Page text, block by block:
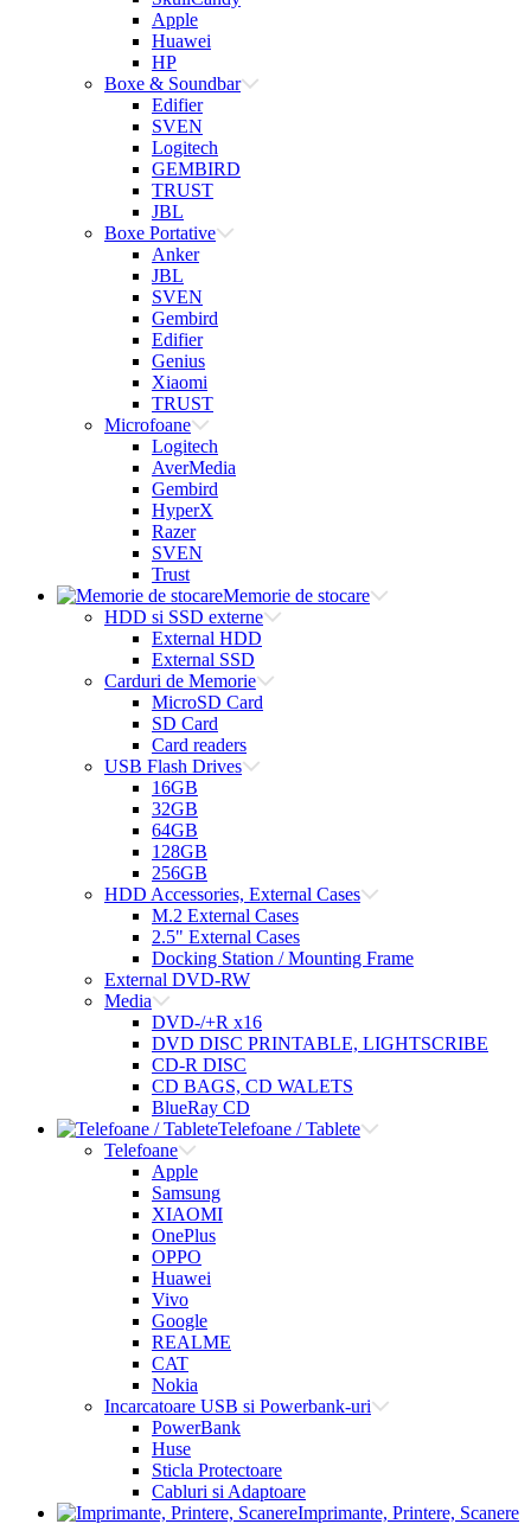
Apple
Huawei
HP
Boxe & Soundbar
Edifier
SVEN
Logitech
GEMBIRD
TRUST
JBL
Boxe Portative
Anker
JBL
SVEN
Gembird
Edifier
Genius
Xiaomi
TRUST
Microfoane
Logitech
AverMedia
Gembird
HyperX
Razer
SVEN
Trust
Memorie de stocare
HDD si SSD externe
External HDD
External SSD
Carduri de Memorie
MicroSD Card
SD Card
Card readers
USB Flash Drives
16GB
32GB
64GB
128GB
256GB
HDD Accessories, External Cases
M.2 External Cases
2.5" External Cases
Docking Station / Mounting Frame
External DVD-RW
Media
DVD-/+R x16
DVD DISC PRINTABLE, LIGHTSCRIBE
CD-R DISC
CD BAGS, CD WALETS
BlueRay CD
Telefoane / Tablete
Telefoane
Apple
Samsung
XIAOMI
OnePlus
OPPO
Huawei
Vivo
Google
REALME
CAT
Nokia
Incarcatoare USB si Powerbank-uri
PowerBank
Huse
Sticla Protectoare
Cabluri si Adaptoare
Imprimante, Printere, Scanere